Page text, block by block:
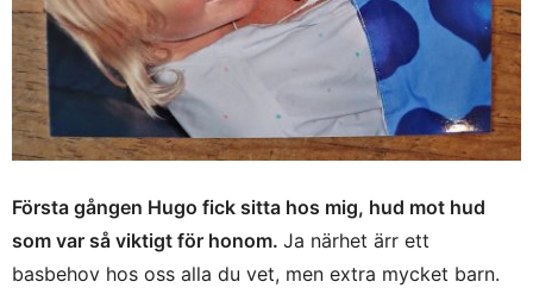
Första gången Hugo fick sitta hos mig, hud mot hud
som var så viktigt för honom. Ja närhet ärr ett
basbehov hos oss alla du vet, men extra mycket barn.